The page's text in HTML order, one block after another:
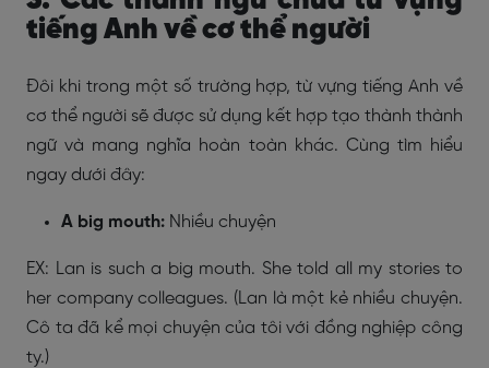
tiếng Anh về cơ thể người
Đôi khi trong một số trường hợp, từ vựng tiếng Anh về
cơ thể người sẽ được sử dụng kết hợp tạo thành thành
ngữ và mang nghĩa hoàn toàn khác. Cùng tìm hiểu
ngay dưới đây:
A big mouth: Nhiều chuyện
EX: Lan is such a big mouth. She told all my stories to
her company colleagues. (Lan là một kẻ nhiều chuyện.
Cô ta đã kể mọi chuyện của tôi với đồng nghiệp công
ty.)